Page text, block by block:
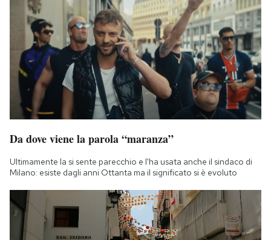
Da dove viene la parola “maranza”
Ultimamente la si sente parecchio e l'ha usata anche il sindaco di
Milano: esiste dagli anni Ottanta ma il significato si è evoluto